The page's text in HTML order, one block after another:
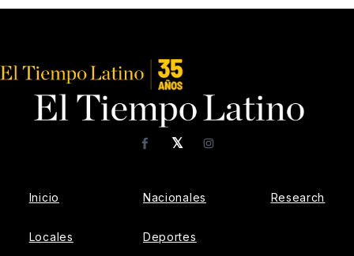
𝕏
FacebookInstagram
Inicio
Locales
Nacionales
Deportes
Research